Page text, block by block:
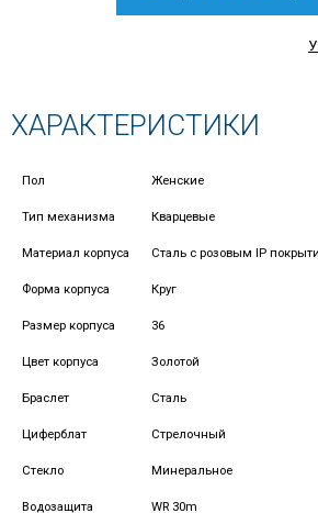
ХАРАКТЕРИСТИКИ
Пол Женские
Тип механизма Кварцевые
Материал корпуса Сталь с розовым IP
Форма корпуса Круг
Размер корпуса 36
Цвет корпуса Золотой
Браслет Сталь
Циферблат Стрелочный
Стекло Минеральное
Водозащита WR 30m